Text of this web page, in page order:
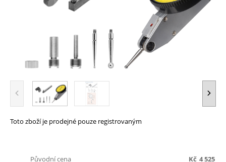
Toto zboží je prodejné pouze registrovaným
Původní cena 4 525
Kč